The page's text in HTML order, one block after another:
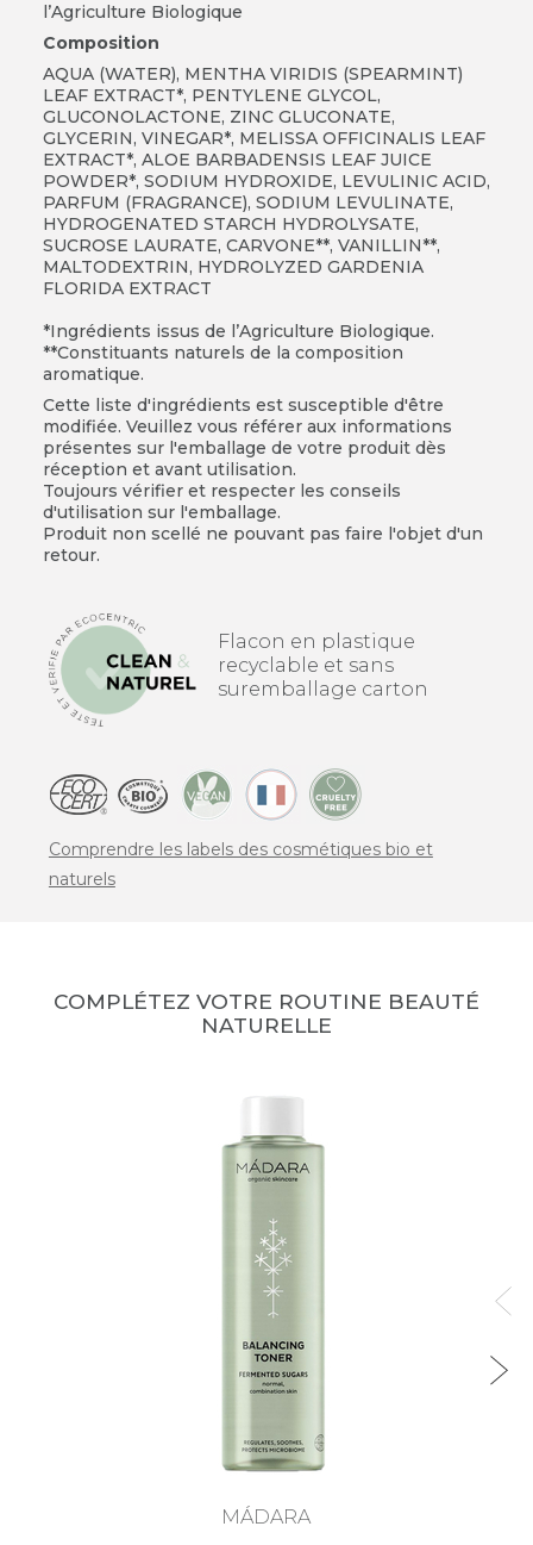
l’Agriculture Biologique
Composition
AQUA (WATER), MENTHA VIRIDIS (SPEARMINT)
LEAF EXTRACT*, PENTYLENE GLYCOL,
GLUCONOLACTONE, ZINC GLUCONATE,
GLYCERIN, VINEGAR*, MELISSA OFFICINALIS LEAF
EXTRACT*, ALOE BARBADENSIS LEAF JUICE
POWDER*, SODIUM HYDROXIDE, LEVULINIC ACID,
PARFUM (FRAGRANCE), SODIUM LEVULINATE,
HYDROGENATED STARCH HYDROLYSATE,
SUCROSE LAURATE, CARVONE**, VANILLIN**,
MALTODEXTRIN, HYDROLYZED GARDENIA
FLORIDA EXTRACT
*Ingrédients issus de l’Agriculture Biologique.
**Constituants naturels de la composition
aromatique.
Cette liste d'ingrédients est susceptible d'être
modifiée. Veuillez vous référer aux informations
présentes sur l'emballage de votre produit dès
réception et avant utilisation.
Toujours vérifier et respecter les conseils
d'utilisation sur l'emballage.
Produit non scellé ne pouvant pas faire l'objet d'un
retour.
Flacon en plastique
recyclable et sans
suremballage carton
Comprendre les labels des cosmétiques bio et
naturels
COMPLÉTEZ VOTRE ROUTINE BEAUTÉ
NATURELLE
MÁDARA